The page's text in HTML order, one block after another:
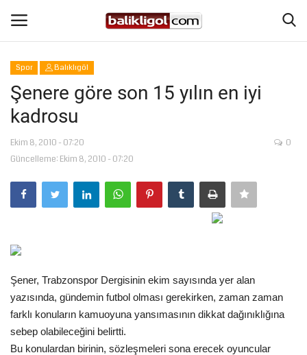
Giriş Yap
Anasayfa
Köşe Yazıları
Eğitim
Spor
Gündem
Spor Balıklıgöl
Şenere göre son 15 yılın en iyi
kadrosu
Ekim 8, 2010 - 07:20
Güncelleme: Ekim 8, 2010 - 07:20
0
Şener, Trabzonspor Dergisinin ekim sayısında yer alan
yazısında, gündemin futbol olması gerekirken, zaman zaman
farklı konuların kamuoyuna yansımasının dikkat dağınıklığına
sebep olabileceğini belirtti.
Bu konulardan birinin, sözleşmeleri sona erecek oyuncular